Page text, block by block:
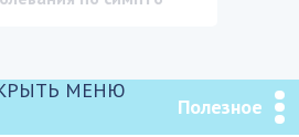
МЕНЮ
Полезное